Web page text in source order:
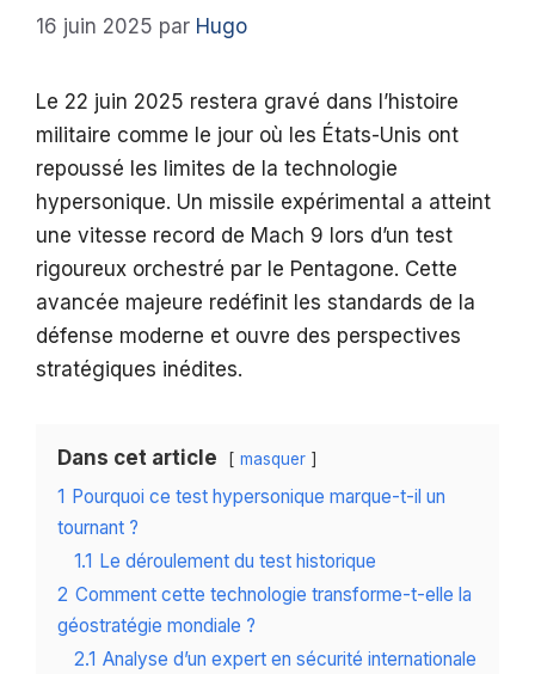
16 juin 2025 par Hugo
Le 22 juin 2025 restera gravé dans l’histoire
militaire comme le jour où les États-Unis ont
repoussé les limites de la technologie
hypersonique. Un missile expérimental a atteint
une vitesse record de Mach 9 lors d’un test
rigoureux orchestré par le Pentagone. Cette
avancée majeure redéfinit les standards de la
défense moderne et ouvre des perspectives
stratégiques inédites.
Dans cet article masquer
1 Pourquoi ce test hypersonique marque-t-il un
tournant ?
1.1 Le déroulement du test historique
2 Comment cette technologie transforme-t-elle la
géostratégie mondiale ?
2.1 Analyse d’un expert en sécurité internationale